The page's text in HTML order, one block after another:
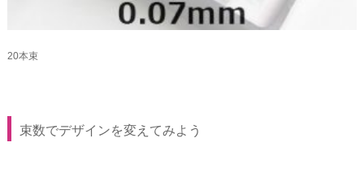
20本束
束数でデザインを変えてみよう